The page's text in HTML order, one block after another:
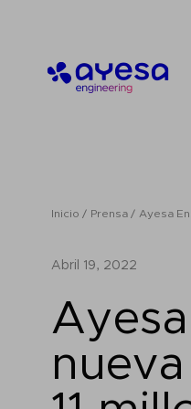
Ayesa
Inicio Prensa Ayesa
abril 19, 2022